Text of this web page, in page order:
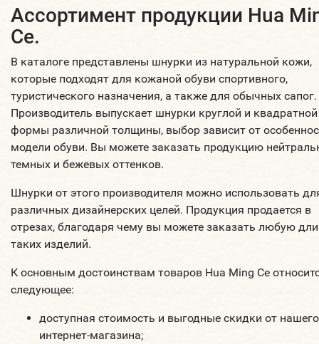
Ассортимент продукции Hua
Ce.
В каталоге представлены шнурки из натуральной кожи,
которые подходят для кожаной обуви спортивного,
туристического назначения, а также для обычных сапог.
Производитель выпускает шнурки круглой и квадратной
формы различной толщины, выбор зависит от
модели обуви. Вы можете заказать продукцию
темных и бежевых оттенков.
Шнурки от этого производителя можно использовать
различных дизайнерских целей. Продукция продается в
отрезах, благодаря чему вы можете заказать любую
таких изделий.
К основным достоинствам товаров Hua Ming Ce
следующее:
доступная стоимость и выгодные скидки от нашего
интернет-магазина;